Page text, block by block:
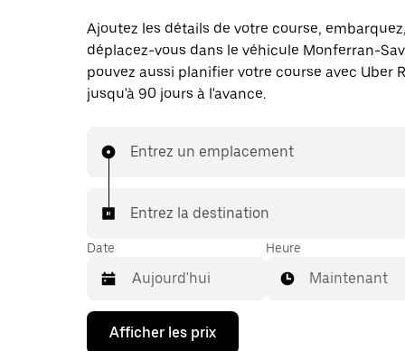
Ajoutez les détails de votre course,
déplacez-vous dans le véhicule Monferran-
pouvez aussi planifier votre course avec Uber
jusqu'à 90 jours à l'avance.
Entrez un emplacement
Entrez la destination
Date
Appuyez
Heure
Maintenant
Afficher les prix